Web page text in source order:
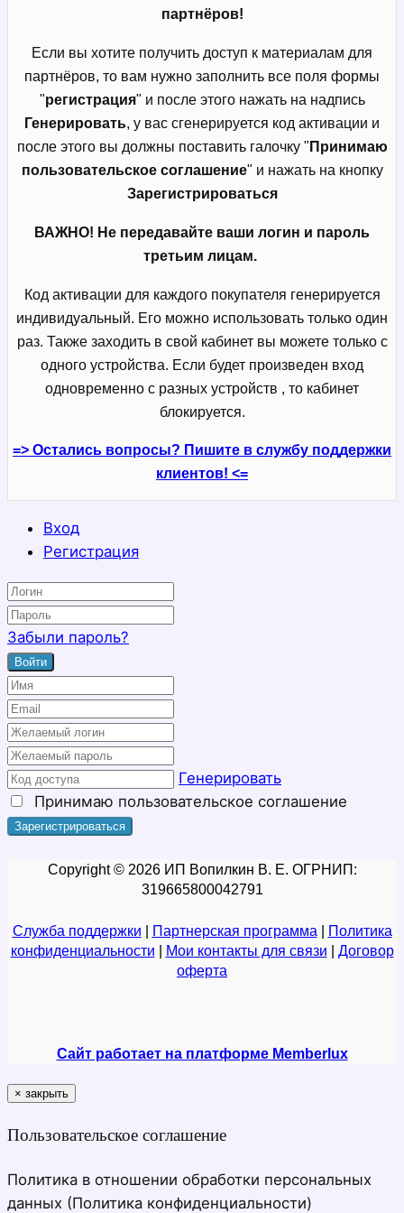
партнёров!
Если вы хотите получить доступ к материалам для
партнёров, то вам нужно заполнить все поля формы
"регистрация" и после этого нажать на надпись
Генерировать, у вас сгенерируется код активации и
после этого вы должны поставить галочку " Принимаю
пользовательское соглашение" и нажать на кнопку
Зарегистрироваться
ВАЖНО! Не передавайте ваши логин и пароль
третьим лицам.
Код активации для каждого покупателя генерируется
индивидуальный. Его можно использовать только один
раз. Также заходить в свой кабинет вы можете только с
одного устройства. Если будет произведен вход
одновременно с разных устройств , то кабинет
блокируется.
=> Остались вопросы? Пишите в службу поддержки
клиентов! <=
Вход
Регистрация
Забыли пароль?
Войти
Генерировать
Принимаю пользовательское соглашение
Copyright © 2026 ИП Вопилкин В. Е. ОГРНИП:
319665800042791
Служба поддержки Партнерская программа
Политика
конфиденциальности
Мои контакты для связи
Договор
оферта
Сайт работает на платформе Memberlux
× закрыть
Пользовательское соглашение
Политика в отношении обработки персональных
данных (Политика конфиденциальности)